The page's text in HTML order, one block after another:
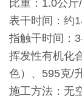
比重：1.0公斤/
表干时间：约
指触干时间：
挥发性有机化
色）、595克/
施工方法：无